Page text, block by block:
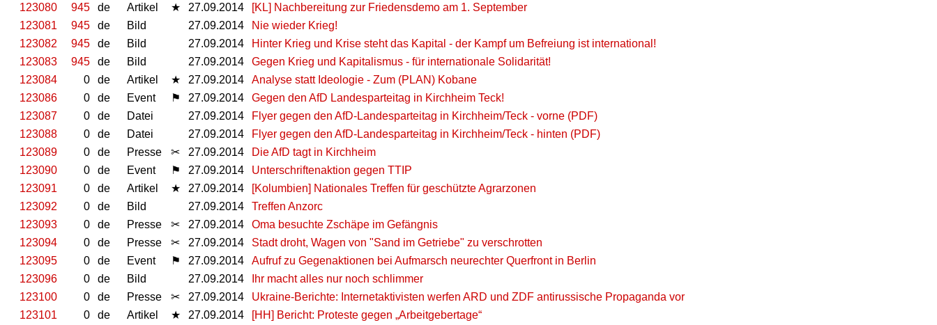
123080
945 de Artikel ★ 27.09.2014
[KL] Nachbereitung zur Friedensdemo am 1. September
123081
945 de Bild 27.09.2014
Nie wieder Krieg!
123082
945 de Bild 27.09.2014
Hinter Krieg und Krise steht das Kapital - der Kampf um Befreiung ist international!
123083
945 de Bild 27.09.2014
Gegen Krieg und Kapitalismus - für internationale Solidarität!
123084
0 de Artikel ★ 27.09.2014
Analyse statt Ideologie - Zum (PLAN) Kobane
123086
0 de Event ⚑ 27.09.2014
Gegen den AfD Landesparteitag in Kirchheim Teck!
123087
0 de Datei 27.09.2014
Flyer gegen den AfD-Landesparteitag in Kirchheim/Teck - vorne (PDF)
123088
0 de Datei 27.09.2014
Flyer gegen den AfD-Landesparteitag in Kirchheim/Teck - hinten (PDF)
123089
0 de Presse ✂ 27.09.2014
Die AfD tagt in Kirchheim
123090
0 de Event ⚑ 27.09.2014
Unterschriftenaktion gegen TTIP
123091
0 de Artikel ★ 27.09.2014
[Kolumbien] Nationales Treffen für geschützte Agrarzonen
123092
0 de Bild 27.09.2014
Treffen Anzorc
123093
0 de Presse ✂ 27.09.2014
Oma besuchte Zschäpe im Gefängnis
123094
0 de Presse ✂ 27.09.2014
Stadt droht, Wagen von "Sand im Getriebe" zu verschrotten
123095
0 de Event ⚑ 27.09.2014
Aufruf zu Gegenaktionen bei Aufmarsch neurechter Querfront in Berlin
123096
0 de Bild 27.09.2014
Ihr macht alles nur noch schlimmer
123100
0 de Presse ✂ 27.09.2014
Ukraine-Berichte: Internetaktivisten werfen ARD und ZDF antirussische Propaganda vor
123101
0 de Artikel ★ 27.09.2014
[HH] Bericht: Proteste gegen „Arbeitgebertage“